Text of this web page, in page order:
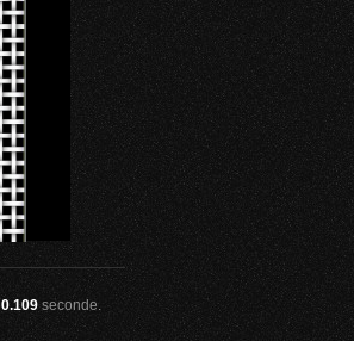
0.109 seconde.